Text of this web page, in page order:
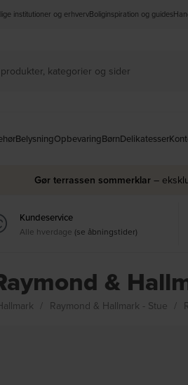
institutioner og erhvervBoliginspiration og guides
BelysningOpbevaringBørnDelikatesser
Gør terrassen sommerklar –
Kundeservice
Alle hverdage (se åbningstider)
&
Raymond & Hallmark - Stue